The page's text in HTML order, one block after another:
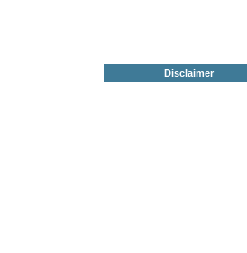
Disclaimer